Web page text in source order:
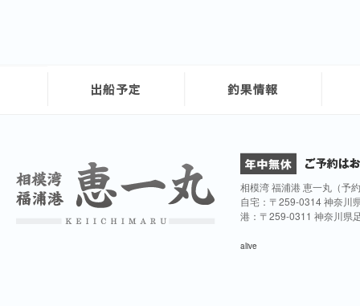
相模湾 福浦港 恵一丸（予
自宅：〒259-0314 神奈川
港：〒259-0311 神奈川県
alive